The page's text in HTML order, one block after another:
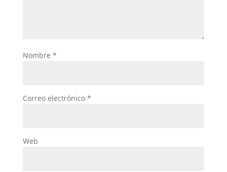
Nombre *
Correo electrónico *
Web